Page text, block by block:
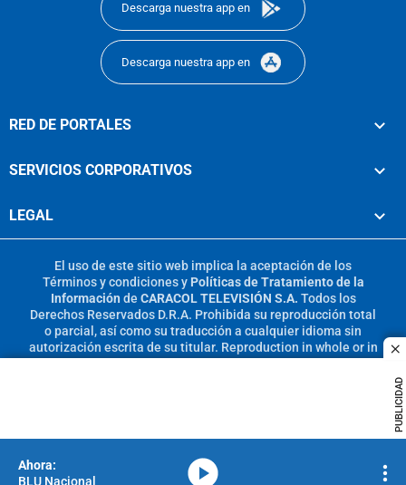
PUBLICIDAD
Descarga nuestra app en
Descarga nuestra app en
RED DE PORTALES
SERVICIOS CORPORATIVOS
LEGAL
El uso de este sitio web implica la aceptación de los
Términos y condicionesy Políticas de Tratamiento de la
Información de CARACOL TELEVISIÓN S.A. Todos los
Derechos Reservados D.R.A. Prohibida su reproducción total
o parcial, así como su traducción a cualquier idioma sin
autorización escrita de su titular. Reproduction in whole or in
BLU Nacional